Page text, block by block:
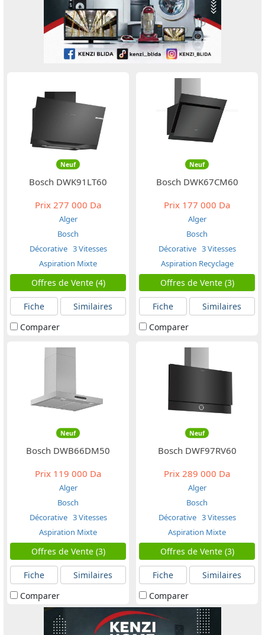
Neuf
Bosch DWK91LT60
Prix 277 000 Da
Alger
Bosch
Décorative 3 Vitesses
Aspiration Mixte
Offres de Vente (4)
Fiche
Similaires
Comparer
Neuf
Bosch DWK67CM60
Prix 177 000 Da
Alger
Bosch
Décorative 3 Vitesses
Aspiration Recyclage
Offres de Vente (3)
Fiche
Similaires
Comparer
Neuf
Bosch DWB66DM50
Prix 119 000 Da
Alger
Bosch
Décorative 3 Vitesses
Aspiration Mixte
Offres de Vente (3)
Fiche
Similaires
Comparer
Neuf
Bosch DWF97RV60
Prix 289 000 Da
Alger
Bosch
Décorative 3 Vitesses
Aspiration Mixte
Offres de Vente (3)
Fiche
Similaires
Comparer